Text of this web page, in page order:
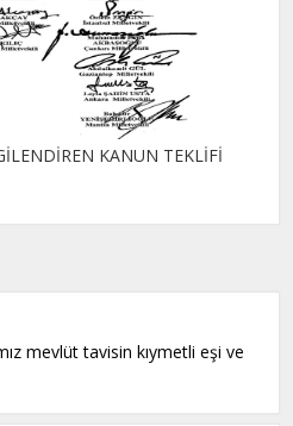
KANUN TEKLİFİ
mevlüt tavisin kıymetli eşi ve